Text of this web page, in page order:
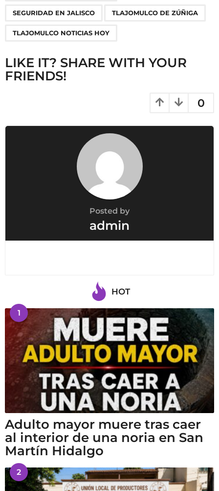
SEGURIDAD EN JALISCO TLAJOMULCO DE ZÚÑIGA
TLAJOMULCO NOTICIAS HOY
LIKE IT? SHARE WITH YOUR
FRIENDS!
0
Posted by
admin
HOT
1
Adulto mayor muere tras caer
al interior de una noria en San
Martín Hidalgo
2